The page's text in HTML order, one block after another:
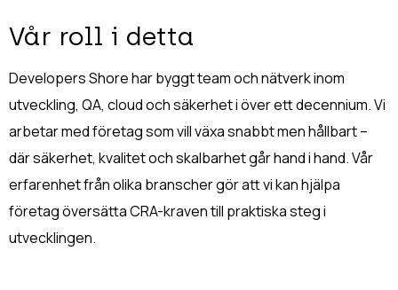
Vår roll i detta
Developers Shore har byggt team och nätverk inom
utveckling, QA, cloud och säkerhet i över ett decennium.Vi
arbetar med företag som vill växa snabbt men hållbart –
där säkerhet, kvalitet och skalbarhet går hand i hand.Vår
erfarenhet från olika branscher gör att vi kan hjälpa
företag översätta CRA-kraven till praktiska steg i
utvecklingen.